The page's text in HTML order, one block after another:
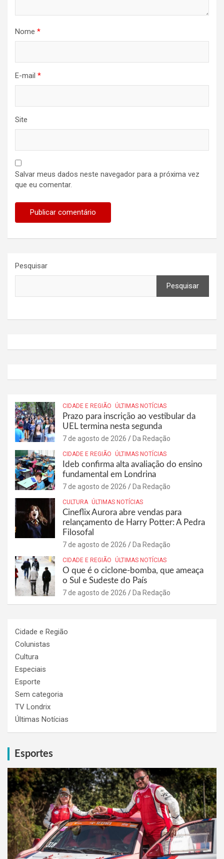
Nome *
E-mail *
Site
Salvar meus dados neste navegador para a próxima vez
que eu comentar.
Pesquisar
Pesquisar
CIDADE E REGIÃO ÚLTIMAS NOTÍCIAS
Prazo para inscrição ao vestibular da
UEL termina nesta segunda
7 de agosto de 2026 Da Redação
CIDADE E REGIÃO ÚLTIMAS NOTÍCIAS
Ideb confirma alta avaliação do ensino
fundamental em Londrina
7 de agosto de 2026 Da Redação
CULTURA ÚLTIMAS NOTÍCIAS
Cineflix Aurora abre vendas para
relançamento de Harry Potter: A Pedra
Filosofal
7 de agosto de 2026 Da Redação
CIDADE E REGIÃO ÚLTIMAS NOTÍCIAS
O que é o ciclone-bomba, que ameaça
o Sul e Sudeste do País
7 de agosto de 2026 Da Redação
Cidade e Região
Colunistas
Cultura
Especiais
Esporte
Sem categoria
TV Londrix
Últimas Notícias
Esportes